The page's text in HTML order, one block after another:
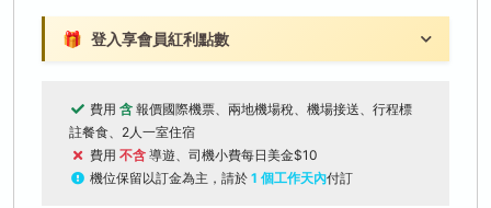
🎁 登入享會員紅利點數
費用 含 報價國際機票、兩地機場稅、機場接送、行程標
註餐食、2人一室住宿
費用 不含 導遊、司機小費每日美金$10
機位保留以訂金為主，請於 1 個工作天內付訂